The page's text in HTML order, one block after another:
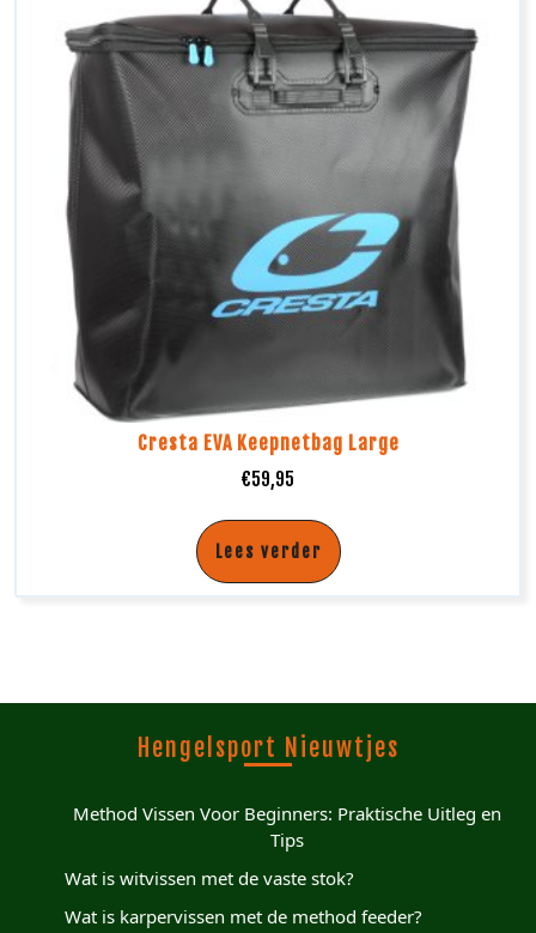
Cresta EVA Keepnetbag Large
€59,95
Lees verder
Hengelsport Nieuwtjes
Method Vissen Voor Beginners: Praktische Uitleg en
Tips
Wat is witvissen met de vaste stok?
Wat is karpervissen met de method feeder?